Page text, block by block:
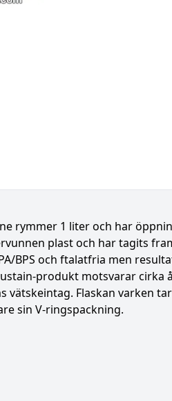
rymmer 1 liter och har
plast och har tagits
BPS och ftalatfria men
produkt motsvarar
vätskeintag. Flaskan varken
sin V-ringspackning.